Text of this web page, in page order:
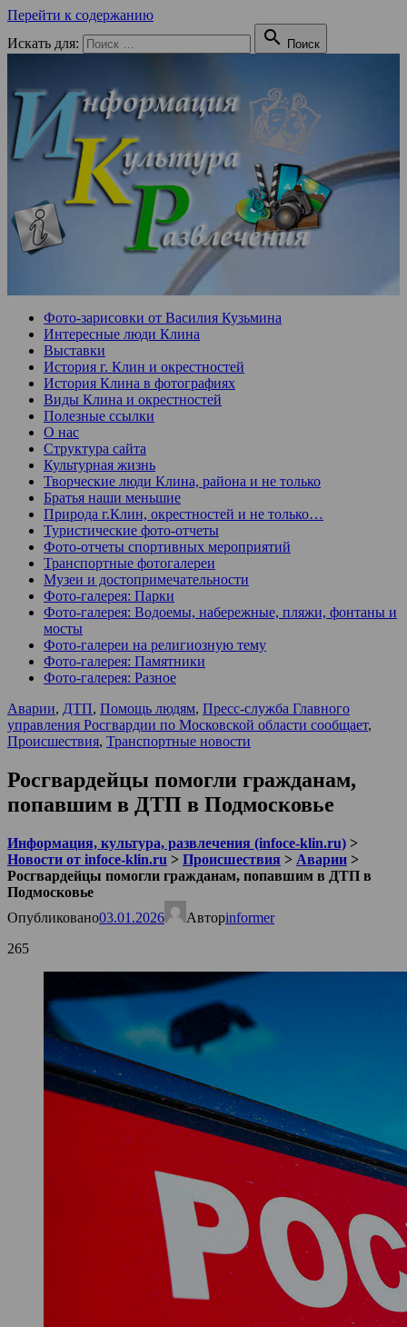
Перейти к содержанию
Искать для:
 Поиск
Фото-зарисовки от Василия Кузьмина
Интересные люди Клина
Выставки
История г. Клин и окрестностей
История Клина в фотографиях
Виды Клина и окрестностей
Полезные ссылки
О нас
Структура сайта
Культурная жизнь
Творческие люди Клина, района и не только
Братья наши меньшие
Природа г.Клин, окрестностей и не только…
Туристические фото-отчеты
Фото-отчеты спортивных мероприятий
Транспортные фотогалереи
Музеи и достопримечательности
Фото-галерея: Парки
Фото-галерея: Водоемы, набережные, пляжи, фонтаны и
мосты
Фото-галереи на религиозную тему
Фото-галерея: Памятники
Фото-галерея: Разное
Аварии, ДТП, Помощь людям, Пресс-служба Главного
управления Росгвардии по Московской области сообщает,
Происшествия, Транспортные новости
Росгвардейцы помогли гражданам,
попавшим в ДТП в Подмосковье
Информация, культура, развлечения (infoce-klin.ru) >
Новости от infoce-klin.ru > Происшествия > Аварии >
Росгвардейцы помогли гражданам, попавшим в ДТП в
Подмосковье
Опубликовано03.01.2026 Авторinformer
265